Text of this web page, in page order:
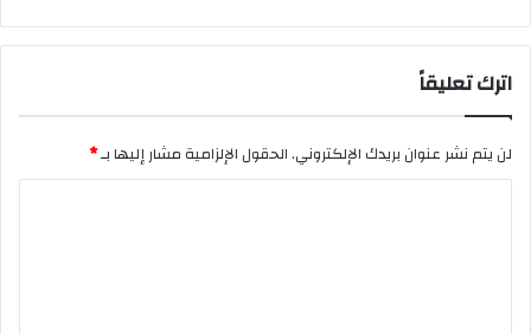
اترك تعليقاً
لن يتم نشر عنوان بريدك الإلكتروني.الحقول الإلزامية مشار إليها بـ*